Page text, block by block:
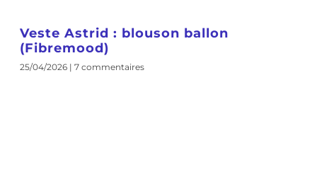
Veste Astrid : blouson ballon
(Fibremood)
25/04/2026 7 commentaires